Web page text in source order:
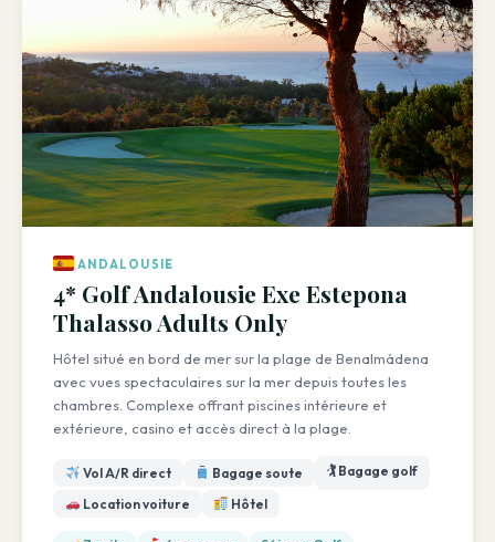
ANDALOUSIE
4* Golf Andalousie Exe Estepona
Thalasso Adults Only
Hôtel situé en bord de mer sur la plage de Benalmádena
avec vues spectaculaires sur la mer depuis toutes les
chambres. Complexe offrant piscines intérieure et
extérieure, casino et accès direct à la plage.
Vol A/R direct Bagage soute
🏌️ Bagage golf
Location voiture
Hôtel